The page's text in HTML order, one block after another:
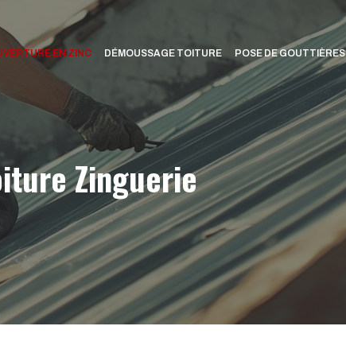
EN ZINC DÉMOUSSAGE TOITURE POSE DE GOUTTIÈRES
Zinguerie